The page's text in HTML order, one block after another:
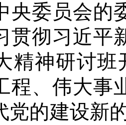
央委员会的
贯彻习近平
精神研讨
程、伟大事
党的建设新